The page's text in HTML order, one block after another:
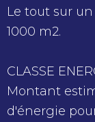
Le tout sur
1000 m2.
CLASSE
Montant
d'énergie